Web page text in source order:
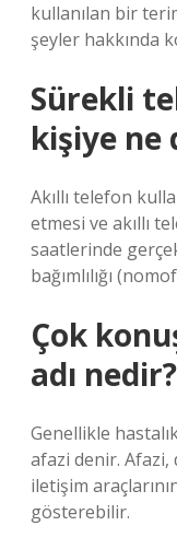
kullanılan bir
şeyler hakkında
Sürekli
kişiye ne
Akıllı telefon
etmesi ve akıllı
saatlerinde
bağımlılığı
Çok
adı nedir?
Genellikle
afazi denir. Afazi,
iletişim
gösterebilir.